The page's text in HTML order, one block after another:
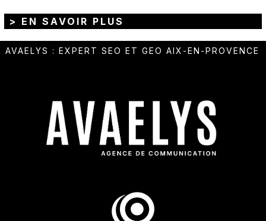
> EN SAVOIR PLUS
AVAELYS : EXPERT SEO ET GEO AIX-EN-PROVENCE